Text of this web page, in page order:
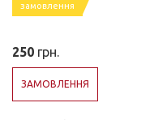
замовлення
250 грн.
ЗАМОВЛЕННЯ